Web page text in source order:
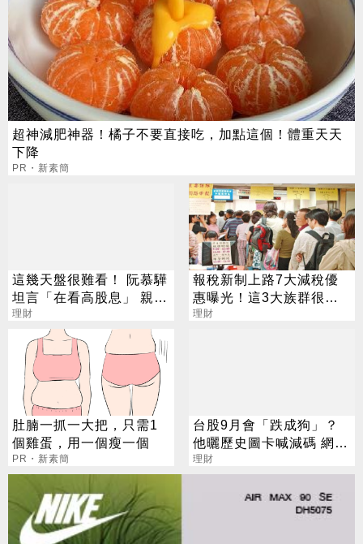
超神減肥神器！橘子不要直接吃，加點這個！體重天天
下降
PR・新素簡
這幾天盤很難看！ 阮慕驊
坦言「在看高股息」 親揭
下檔保護真面目
理財
報稅新制上路7大減稅優
惠曝光！這3大族群很有
感？
理財
肚腩一抓一大把，只需1
個雞蛋，用一個瘦一個
PR・新素簡
台股9月會「跌成狗」？
他曬歷史圖卡喊減碼 網看
法兩極
理財